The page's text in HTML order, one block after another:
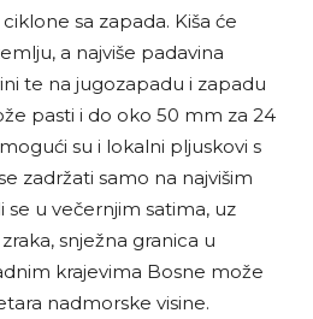
sa zapada. Kiša će
a najviše padavina
te na jugozapadu i zapadu
pasti i do oko 50 mm za 24
su i lokalni pljuskovi s
zadržati samo na najvišim
se u večernjim satima, uz
snježna granica u
krajevima Bosne može
nadmorske visine.